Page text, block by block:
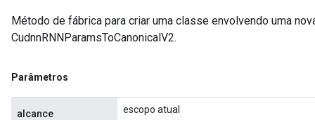
Método de fábrica para criar uma classe envolvendo uma
CudnnRNNParamsToCanonicalV2.
Parâmetros
alcance escopo atual